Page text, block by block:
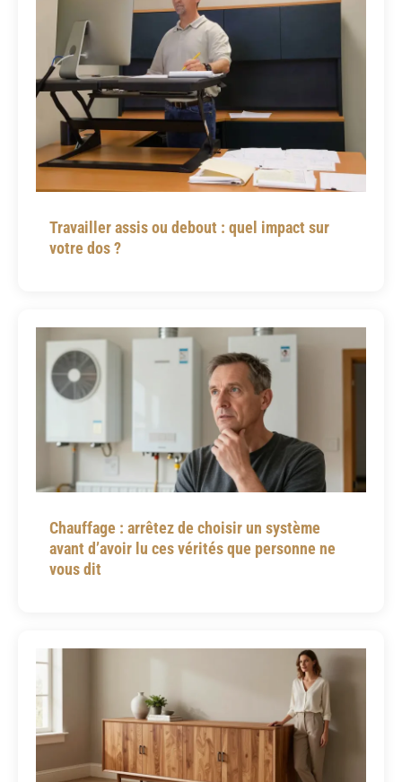
Travailler assis ou debout : quel impact sur
votre dos ?
Chauffage : arrêtez de choisir un système
avant d’avoir lu ces vérités que personne ne
vous dit